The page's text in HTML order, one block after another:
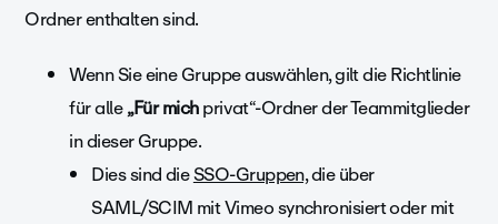
Ordner enthalten sind.
Wenn Sie eine Gruppe auswählen, gilt die Richtlinie
für alle„Für michprivat“-Ordner der Teammitglieder
in dieser Gruppe.
Dies sind dieSSO-Gruppen,die über
SAML/SCIM mit Vimeo synchronisiert oder mit